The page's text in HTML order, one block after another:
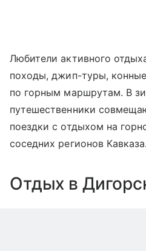
Любители активного
походы, джип-туры,
по горным маршрутам. В
путешественники
поездки с отдыхом на
соседних регионов Кавказа.
Отдых в